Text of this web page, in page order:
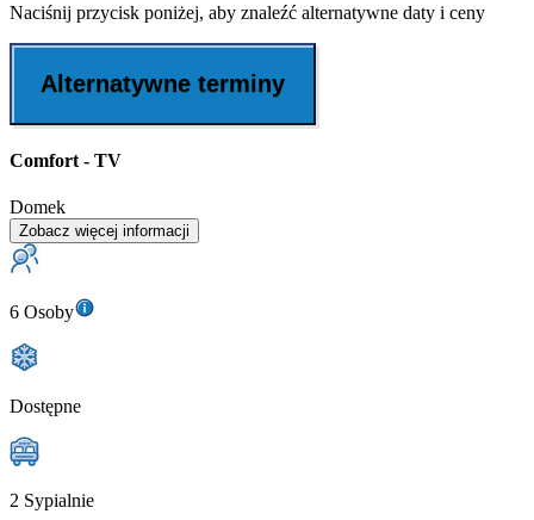
Naciśnij przycisk poniżej, aby znaleźć alternatywne daty i ceny
Alternatywne terminy
Comfort - TV
Domek
Zobacz więcej informacji
6 Osoby
Dostępne
2 Sypialnie